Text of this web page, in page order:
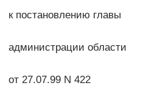
к постановлению главы
администрации области
от 27.07.99 N 422